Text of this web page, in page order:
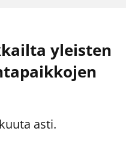
yleisten
asti.